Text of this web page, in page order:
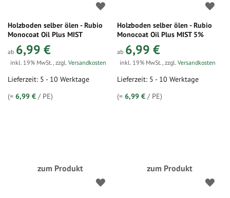
Holzboden selber ölen - Rubio
Monocoat Oil Plus MIST
ab 6,99 €
inkl. 19% MwSt., zzgl. Versandkosten
Lieferzeit: 5 - 10 Werktage
(= 6,99 € / PE)
Holzboden selber ölen - Rubio
Monocoat Oil Plus MIST 5%
ab 6,99 €
inkl. 19% MwSt.,zzgl.Versandkosten
Lieferzeit: 5 - 10 Werktage
(=6,99 € / PE)
zum Produkt zum Produkt